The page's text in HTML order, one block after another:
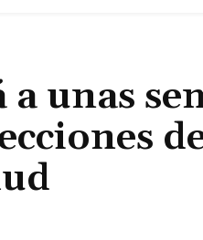
a unas